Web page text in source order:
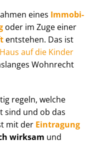
eines Im­mo­bi­
oder im Zuge einer
entstehen. Das ist
Haus auf die Kinder
Wohnrecht
regeln, welche
sind und ob das
mit der Eintragung
wirksam und